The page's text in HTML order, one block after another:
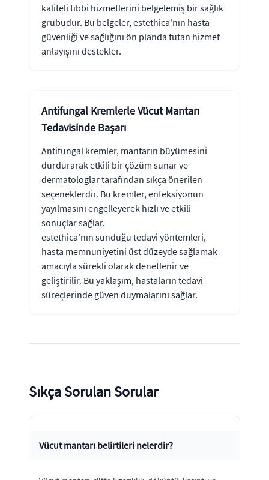
kaliteli tıbbi hizmetlerini belgelemiş bir sağlık
grubudur. Bu belgeler, estethica'nın hasta
güvenliği ve sağlığını ön planda tutan hizmet
anlayışını destekler.
Antifungal Kremlerle Vücut Mantarı
Tedavisinde Başarı
Antifungal kremler, mantarın büyümesini
durdurarak etkili bir çözüm sunar ve
dermatologlar tarafından sıkça önerilen
seçeneklerdir. Bu kremler, enfeksiyonun
yayılmasını engelleyerek hızlı ve etkili
sonuçlar sağlar.
estethica'nın sunduğu tedavi yöntemleri,
hasta memnuniyetini üst düzeyde sağlamak
amacıyla sürekli olarak denetlenir ve
geliştirilir. Bu yaklaşım, hastaların tedavi
süreçlerinde güven duymalarını sağlar.
Sıkça Sorulan Sorular
Vücut mantarı belirtileri nelerdir?